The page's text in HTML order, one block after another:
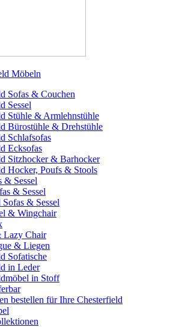
Möbeln
Sofas & Couchen
Sessel
Stühle & Armlehnstühle
Bürostühle & Drehstühle
Schlafsofas
Ecksofas
Sitzhocker & Barhocker
Hocker, Poufs & Stools
& Sessel
& Sessel
& Sessel
& Wingchair
Lazy Chair
& Liegen
Sofatische
in Leder
in Stoff
bestellen für Ihre Chesterfield